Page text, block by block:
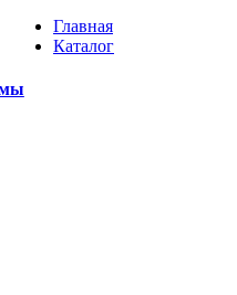
Главная
Каталог